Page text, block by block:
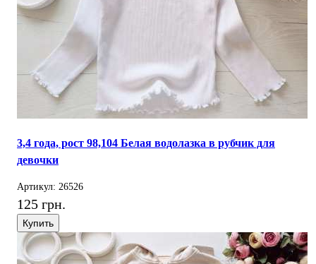
3,4 года, рост 98,104 Белая водолазка в рубчик для
девочки
Артикул: 26526
125 грн.
Купить